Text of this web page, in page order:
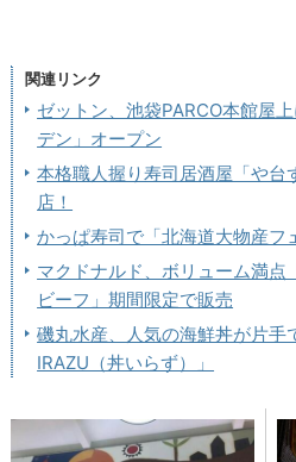
関連リンク
ゼットン、池袋PARCO本館屋
デン」オープン
本格職人握り寿司居酒屋「や台
店！
かっぱ寿司で「北海道大物産フ
マクドナルド、ボリューム満点
ビーフ」期間限定で販売
磯丸水産、人気の海鮮丼が片手
IRAZU（丼いらず）」